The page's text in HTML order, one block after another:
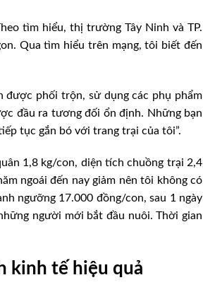
tìm hiểu, thị trường Tây Ninh và TP.
Qua tìm hiểu trên mạng, tôi biết đến
phối trộn, sử dụng các phụ phẩm
đầu ra tương đối ổn định. Những bạn
tục gắn bó với trang trại của tôi”.
1,8 kg/con, diện tích chuồng trại 2,4
ngoái đến nay giảm nên tôi không có
ngưỡng 17.000 đồng/con, sau 1 ngày
người mới bắt đầu nuôi. Thời gian
kinh tế hiệu quả